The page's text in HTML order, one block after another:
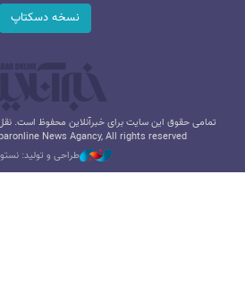
نسخه دسکتاپ
تمامی حقوق این سایت برای خبرآنلاین محفوظ است.
News Agancy, All rights reserved
طراحی و تولید: